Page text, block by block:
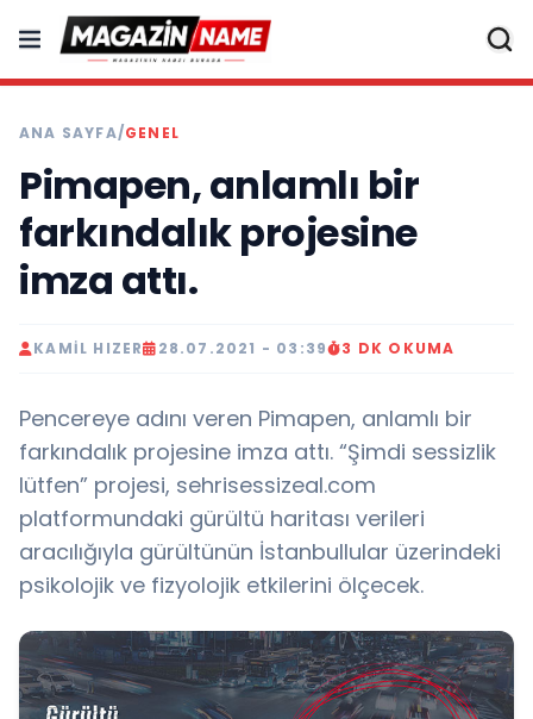
ANA SAYFA/GENEL
Pimapen, anlamlı bir
farkındalık projesine
imza attı.
KAMIL HIZER 28.07.2021 - 03:39 3 DK OKUMA
Pencereye adını veren Pimapen, anlamlı bir
farkındalık projesine imza attı. “Şimdi sessizlik
lütfen” projesi, sehrisessizeal.com
platformundaki gürültü haritası verileri
aracılığıyla gürültünün İstanbullular üzerindeki
psikolojik ve fizyolojik etkilerini ölçecek.